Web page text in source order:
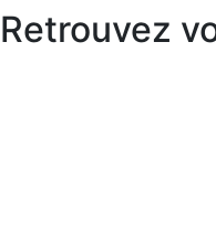
Retrouvez